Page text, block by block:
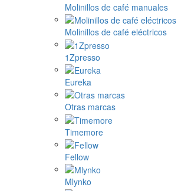
Molinillos de café manuales
Molinillos de café eléctricos
1Zpresso
Eureka
Otras marcas
Timemore
Fellow
Mlynko